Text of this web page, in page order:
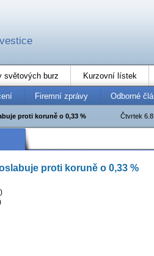
světových burz Kurzovní lístek
Firemní zprávy Odborné
Čtvrtek
proti koruně o 0,33 %
proti koruně o 0,33 %